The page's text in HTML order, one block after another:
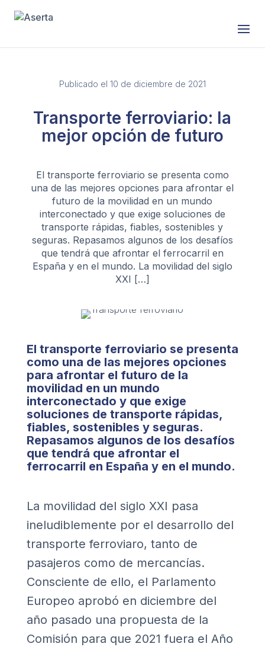
Publicado el 10 de diciembre de 2021
Transporte ferroviario: la
mejor opción de futuro
El transporte ferroviario se presenta como
una de las mejores opciones para afrontar el
futuro de la movilidad en un mundo
interconectado y que exige soluciones de
transporte rápidas, fiables, sostenibles y
seguras. Repasamos algunos de los desafíos
que tendrá que afrontar el ferrocarril en
España y en el mundo. La movilidad del siglo
XXI […]
El transporte ferroviario se presenta
como una de las mejores opciones
para afrontar el futuro de la
movilidad en un mundo
interconectado y que exige
soluciones de transporte rápidas,
fiables, sostenibles y seguras.
Repasamos algunos de los desafíos
que tendrá que afrontar el
ferrocarril en España y en el mundo.
La movilidad del siglo XXI pasa
ineludiblemente por el desarrollo del
transporte ferroviaro, tanto de
pasajeros como de mercancías.
Consciente de ello, el Parlamento
Europeo aprobó en diciembre del
año pasado una propuesta de la
Comisión para que 2021 fuera el Año